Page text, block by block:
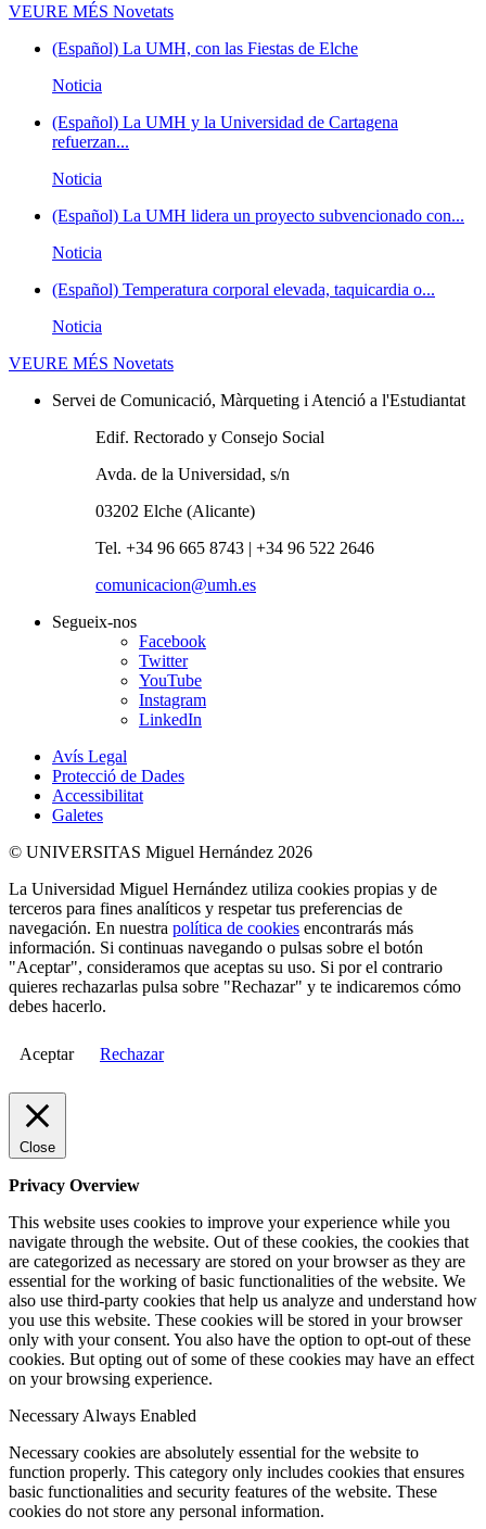
VEURE MÉS Novetats
(Español) La UMH, con las Fiestas de Elche
Noticia
(Español) La UMH y la Universidad de Cartagena
refuerzan...
Noticia
(Español) La UMH lidera un proyecto subvencionado con...
Noticia
(Español) Temperatura corporal elevada, taquicardia o...
Noticia
VEURE MÉS Novetats
Servei de Comunicació, Màrqueting i Atenció a l'Estudiantat
Edif. Rectorado y Consejo Social
Avda. de la Universidad, s/n
03202 Elche (Alicante)
Tel. +34 96 665 8743 | +34 96 522 2646
comunicacion@umh.es
Segueix-nos
Facebook
Twitter
YouTube
Instagram
LinkedIn
Avís Legal
Protecció de Dades
Accessibilitat
Galetes
© UNIVERSITAS Miguel Hernández 2026
La Universidad Miguel Hernández utiliza cookies propias y de
terceros para fines analíticos y respetar tus preferencias de
navegación. En nuestra política de cookies encontrarás más
información. Si continuas navegando o pulsas sobre el botón
"Aceptar", consideramos que aceptas su uso. Si por el contrario
quieres rechazarlas pulsa sobre "Rechazar" y te indicaremos cómo
debes hacerlo.
Aceptar Rechazar
Close
Privacy Overview
This website uses cookies to improve your experience while you
navigate through the website. Out of these cookies, the cookies that
are categorized as necessary are stored on your browser as they are
essential for the working of basic functionalities of the website. We
also use third-party cookies that help us analyze and understand how
you use this website. These cookies will be stored in your browser
only with your consent. You also have the option to opt-out of these
cookies. But opting out of some of these cookies may have an effect
on your browsing experience.
Necessary Always Enabled
Necessary cookies are absolutely essential for the website to
function properly. This category only includes cookies that ensures
basic functionalities and security features of the website. These
cookies do not store any personal information.